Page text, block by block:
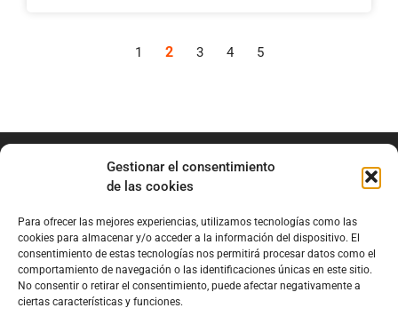
Gestionar el consentimiento
de las cookies
Para ofrecer las mejores experiencias, utilizamos tecnologías como las
cookies para almacenar y/o acceder a la información del dispositivo. El
consentimiento de estas tecnologías nos permitirá procesar datos como el
comportamiento de navegación o las identificaciones únicas en este sitio.
No consentir o retirar el consentimiento, puede afectar negativamente a
ciertas características y funciones.
1 2 3 4 5
info@marianobraga.com
BRAGA Academia
Podcast